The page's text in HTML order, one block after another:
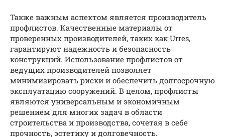
Также важным аспектом является производитель
профлистов. Качественные материалы от
проверенных производителей, таких как Urres,
гарантируют надежность и безопасность
конструкций. Использование профлистов от
ведущих производителей позволяет
минимизировать риски и обеспечить долгосрочную
эксплуатацию сооружений. В целом, профлисты
являются универсальным и экономичным
решением для многих задач в области
строительства и производства, сочетая в себе
прочность, эстетику и долговечность.